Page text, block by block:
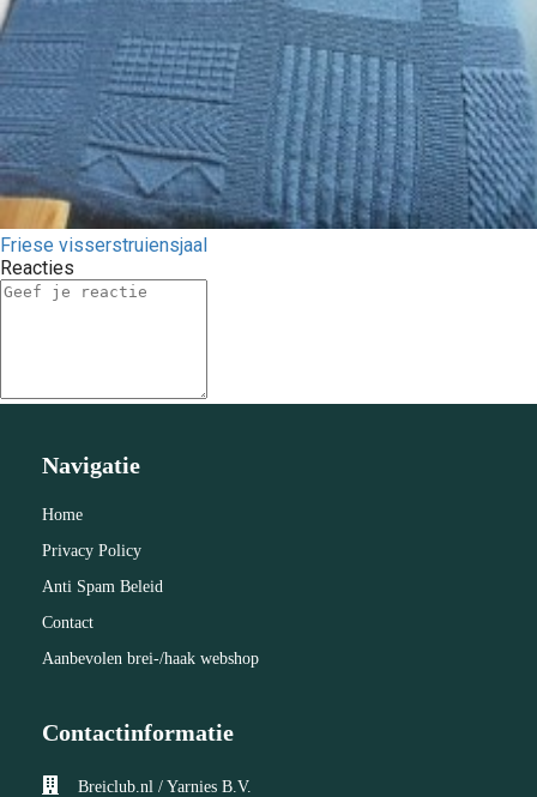
Friese visserstruiensjaal
Reacties
Navigatie
Home
Privacy Policy
Anti Spam Beleid
Contact
Aanbevolen brei-/haak webshop
Contactinformatie
Breiclub.nl / Yarnies B.V.